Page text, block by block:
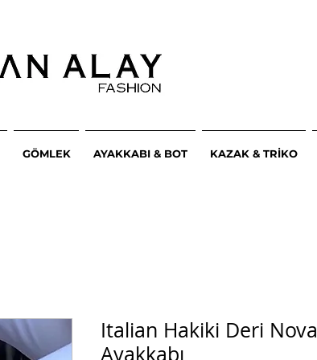
GÖMLEK AYAKKABI & BOT KAZAK & TRİKO
Italian Hakiki Deri Nova
Ayakkabı